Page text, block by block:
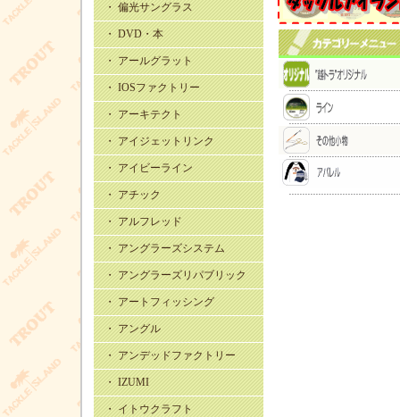
・ 偏光サングラス
・ DVD・本
・ アールグラット
・ IOSファクトリー
・ アーキテクト
・ アイジェットリンク
・ アイビーライン
・ アチック
・ アルフレッド
・ アングラーズシステム
・ アングラーズリパブリック
・ アートフィッシング
・ アングル
・ アンデッドファクトリー
・ IZUMI
・ イトウクラフト